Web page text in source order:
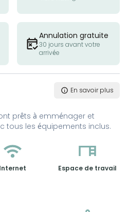
Annulation gratuite
30 jours avant votre
arrivée
En savoir plus
prêts à emménager et
tous les équipements inclus.
Internet Espace de travail